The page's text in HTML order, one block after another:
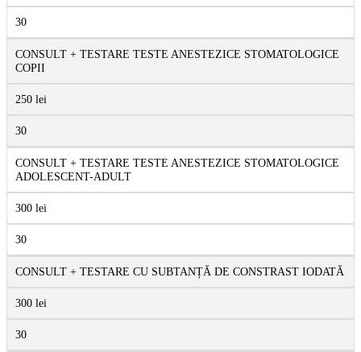
30
CONSULT + TESTARE TESTE ANESTEZICE STOMATOLOGICE
COPII
250 lei
30
CONSULT + TESTARE TESTE ANESTEZICE STOMATOLOGICE
ADOLESCENT-ADULT
300 lei
30
CONSULT + TESTARE CU SUBTANȚĂ DE CONSTRAST IODATĂ
300 lei
30